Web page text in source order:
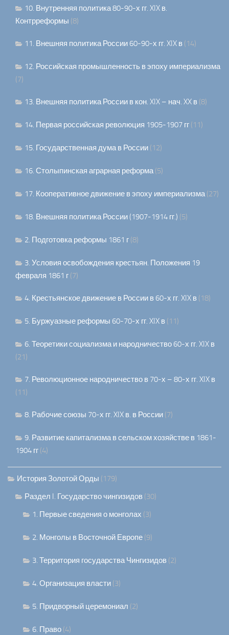
10. Внутренняя политика 80-90-х гг. XIX в.
Контрреформы (8)
11. Внешняя политика России 60-90-х гг. XIX в (14)
12. Российская промышленность в эпоху империализма
(7)
13. Внешняя политика России в кон. XIX – нач. XX в (8)
14. Первая российская революция 1905-1907 гг (11)
15. Государственная дума в России (12)
16. Столыпинская аграрная реформа(5)
17. Кооперативное движение в эпоху империализма(27)
18. Внешняя политика России (1907-1914 гг.) (5)
2. Подготовка реформы 1861 г (8)
3. Условия освобождения крестьян. Положения 19
февраля 1861 г (7)
4. Крестьянское движение в России в 60-х гг. XIX в (18)
5. Буржуазные реформы 60-70-х гг. XIX в (11)
6. Теоретики социализма и народничество 60-х гг. XIX в
(21)
7. Революционное народничество в 70-х – 80-х гг. XIX в
(11)
8. Рабочие союзы 70-х гг. XIX в. в России (7)
9. Развитие капитализма в сельском хозяйстве в 1861-
1904 гг (4)
История Золотой Орды (179)
Раздел I. Государство чингизидов (30)
1. Первые сведения о монголах (3)
2. Монголы в Восточной Европе (9)
3. Территория государства Чингизидов (2)
4. Организация власти (3)
5. Придворный церемониал (2)
6. Право (4)